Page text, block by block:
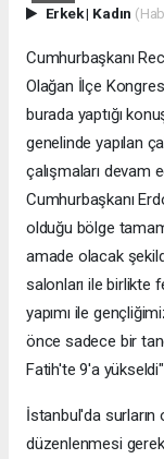
Erkek| Kadın
Cumhurbaşkanı
Olağan İlçe
burada yaptığı
genelinde yapılan
çalışmaları devam
Cumhurbaşkanı
olduğu bölge
amade olacak
salonları ile birlikte
yapımı ile
önce sadece bir
Fatih'te 9'a
İstanbul'da surların
düzenlenmesi